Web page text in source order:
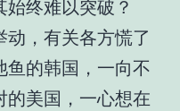
终难以突破？
，有关各方慌了
鱼的韩国，一向不
的美国，一心想在